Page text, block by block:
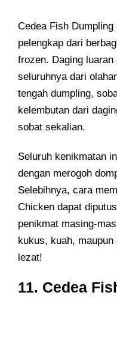
Cedea Fish
pelengkap dari
frozen. Daging
seluruhnya dari
tengah dumpling,
kelembutan dari
sobat sekalian.
Seluruh kenikmatan
dengan merogoh
Selebihnya, cara
Chicken dapat
penikmat masing-
kukus, kuah,
lezat!
11. Cedea